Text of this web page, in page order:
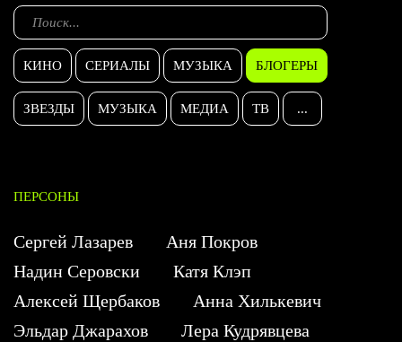
КИНО СЕРИАЛЫ МУЗЫКА БЛОГЕРЫ
ЗВЕЗДЫ МУЗЫКА МЕДИА ТВ ...
ПЕРСОНЫ
Сергей Лазарев
Аня Покров
Надин Серовски
Катя Клэп
Алексей Щербаков
Анна Хилькевич
Эльдар Джарахов
Лера Кудрявцева